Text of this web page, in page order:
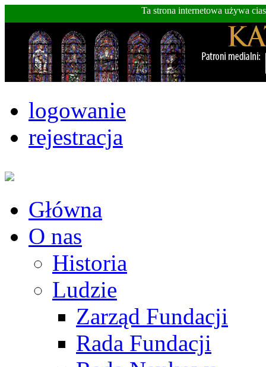
Ta strona internetowa używa
logowanie
rejestracja
Główna
O nas
Historia
Ludzie
Zarząd Fundacji
Rada Fundacji